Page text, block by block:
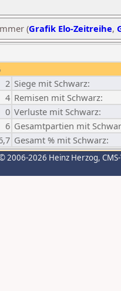
(Grafik Elo-Zeitreihe,
2 Siege mit Schwarz:
4 Remisen mit Schwarz:
0 Verluste mit Schwarz:
6 Gesamtpartien mit
Gesamt % mit Schwarz:
2006-2026 Heinz Herzog,